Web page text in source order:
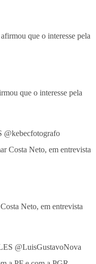
que o interesse pela
Neto, em entrevista
@LuisGustavoNova